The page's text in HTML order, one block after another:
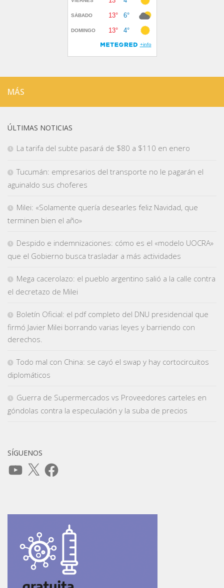
MÁS
ÚLTIMAS NOTICIAS
La tarifa del subte pasará de $80 a $110 en enero
Tucumán: empresarios del transporte no le pagarán el
aguinaldo sus choferes
Milei: «Solamente quería desearles feliz Navidad, que
terminen bien el año»
Despido e indemnizaciones: cómo es el «modelo UOCRA»
que el Gobierno busca trasladar a más actividades
Mega cacerolazo: el pueblo argentino salió a la calle contra
el decretazo de Milei
Boletín Oficial: el pdf completo del DNU presidencial que
firmó Javier Milei borrando varias leyes y barriendo con
derechos.
Todo mal con China: se cayó el swap y hay cortocircuitos
diplomáticos
Guerra de Supermercados vs Proveedores carteles en
góndolas contra la especulación y la suba de precios
SÍGUENOS
YouTube
X Facebook